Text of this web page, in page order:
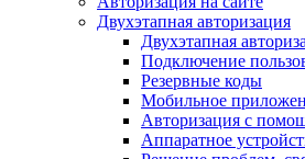
Двухэтапная авторизация
Двухэтапная
Подключение
Резервные коды
Мобильное
Авторизация с
Аппаратное